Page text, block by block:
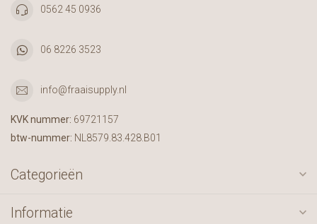
0562 45 0936
06 8226 3523
info@fraaisupply.nl
KVK nummer: 69721157
btw-nummer: NL8579.83.428.B01
Categorieën
Informatie